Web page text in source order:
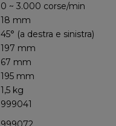
0 ~ 3.000 corse/min
18 mm
45° (a destra e sinistra)
197 mm
67 mm
195 mm
1,5 kg
999041